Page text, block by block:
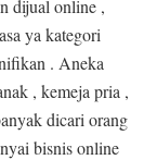
dijual online ,
ya kategori
. Aneka
, kemeja pria ,
dicari orang
bisnis online